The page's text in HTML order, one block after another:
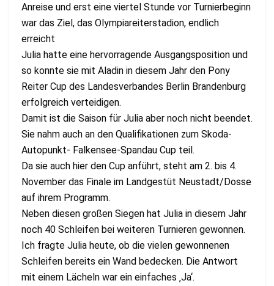
Anreise und erst eine viertel Stunde vor Turnierbeginn
war das Ziel, das Olympiareiterstadion, endlich
erreicht
Julia hatte eine hervorragende Ausgangsposition und
so konnte sie mit Aladin in diesem Jahr den Pony
Reiter Cup des Landesverbandes Berlin Brandenburg
erfolgreich verteidigen.
Damit ist die Saison für Julia aber noch nicht beendet.
Sie nahm auch an den Qualifikationen zum Skoda-
Autopunkt- Falkensee-Spandau Cup teil.
Da sie auch hier den Cup anführt, steht am 2. bis 4.
November das Finale im Landgestüt Neustadt/Dosse
auf ihrem Programm.
Neben diesen großen Siegen hat Julia in diesem Jahr
noch 40 Schleifen bei weiteren Turnieren gewonnen.
Ich fragte Julia heute, ob die vielen gewonnenen
Schleifen bereits ein Wand bedecken. Die Antwort
mit einem Lächeln war ein einfaches ‚Ja‘.